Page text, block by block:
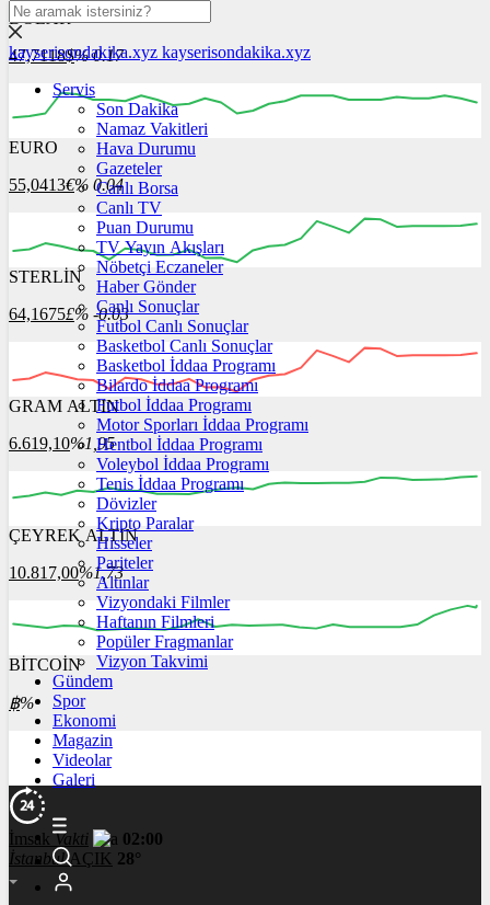
DOLAR
47,7118$% 0.17
06:00 07:00
EURO
55,0413€% 0.04
06:00 07:00 08:00
STERLİN
64,1675£% -0.03
06:00 07:00 08:00
GRAM ALTIN
6.619,10%1,95
06:00 07:00
ÇEYREK ALTIN
10.817,00%1,73
00:00 00:00
BİTCOİN
฿%
kayserisondakika.xyz kayserisondakika.xyz
Servis
Son Dakika
Namaz Vakitleri
Hava Durumu
Gazeteler
Canlı Borsa
Canlı TV
Puan Durumu
TV Yayın Akışları
Nöbetçi Eczaneler
Haber Gönder
Canlı Sonuçlar
Futbol Canlı Sonuçlar
Basketbol Canlı Sonuçlar
Basketbol İddaa Programı
Bilardo İddaa Programı
Futbol İddaa Programı
Motor Sporları İddaa Programı
Hentbol İddaa Programı
Voleybol İddaa Programı
Tenis İddaa Programı
Dövizler
Kripto Paralar
Hisseler
Pariteler
Altınlar
Vizyondaki Filmler
Haftanın Filmleri
Popüler Fragmanlar
Vizyon Takvimi
Gündem
Spor
Ekonomi
Magazin
Videolar
Galeri
İmsakVakti
02:00
İstanbul AÇIK 28°